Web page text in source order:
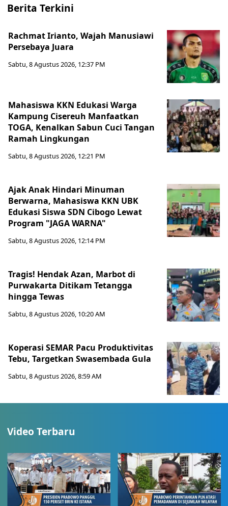
Berita Terkini
Rachmat Irianto, Wajah Manusiawi
Persebaya Juara
Sabtu, 8 Agustus 2026, 12:37 PM
Mahasiswa KKN Edukasi Warga
Kampung Cisereuh Manfaatkan
TOGA, Kenalkan Sabun Cuci Tangan
Ramah Lingkungan
Sabtu, 8 Agustus 2026, 12:21 PM
Ajak Anak Hindari Minuman
Berwarna, Mahasiswa KKN UBK
Edukasi Siswa SDN Cibogo Lewat
Program "JAGA WARNA"
Sabtu, 8 Agustus 2026, 12:14 PM
Tragis! Hendak Azan, Marbot di
Purwakarta Ditikam Tetangga
hingga Tewas
Sabtu, 8 Agustus 2026, 10:20 AM
Koperasi SEMAR Pacu Produktivitas
Tebu, Targetkan Swasembada Gula
Sabtu, 8 Agustus 2026, 8:59 AM
Video Terbaru